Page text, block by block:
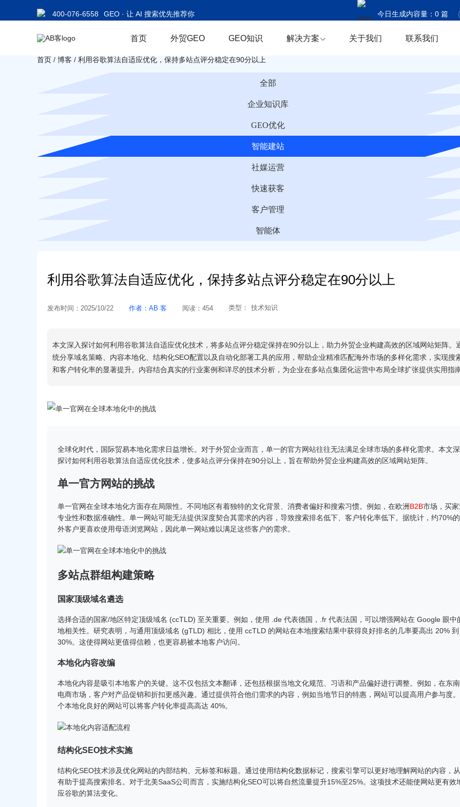
400-076-6558 GEO · 让 AI 搜索优先推荐你 今日生成内容量： 0篇
今日商机捕获： 0条
首页 外贸GEO GEO知识 解决方案 关于我们 联系我们
首页 / 博客 / 利用谷歌算法自适应优化，保持多站点评分稳定在90分以上
全部
企业知识库
GEO优化
智能建站
社媒运营
快速获客
客户管理
智能体
利用谷歌算法自适应优化，保持多站点评分稳定在90分以上
发布时间： 2025/10/22 作者： AB 客 阅读： 454 类型： 技术知识
本文深入探讨如何利用谷歌算法自适应优化技术，将多站点评分稳定保持在90分以上，助力外贸企业构建高效的区域网站矩阵。
统分享域名策略、内容本地化、结构化SEO配置以及自动化部署工具的应用，帮助企业精准匹配海外市场的多样化需求，实现搜
和客户转化率的显著提升。内容结合真实的行业案例和详尽的技术分析，为企业在多站点集团化运营中布局全球扩张提供实用指南
全球化时代，国际贸易本地化需求日益增长。对于外贸企业而言，单一的官方网站往往无法满足全球市场的多样化需求。本文深
探讨如何利用谷歌算法自适应优化技术，使多站点评分保持在90分以上，旨在帮助外贸企业构建高效的区域网站矩阵。
单一官方网站的挑战
单一官网在全球本地化方面存在局限性。不同地区有着独特的文化背景、消费者偏好和搜索习惯。例如，在欧洲B2B市场，买
专业性和数据准确性。单一网站可能无法提供深度契合其需求的内容，导致搜索排名低下、客户转化率低下。据统计，约70%
外客户更喜欢使用母语浏览网站，因此单一网站难以满足这些客户的需求。
多站点群组构建策略
国家顶级域名遴选
选择合适的国家/地区特定顶级域名 (ccTLD) 至关重要。例如，使用 .de 代表德国，.fr 代表法国，可以增强网站在 Google 眼中
地相关性。研究表明，与通用顶级域名 (gTLD) 相比，使用 ccTLD 的网站在本地搜索结果中获得良好排名的几率要高出 20% 到
30%。这使得网站更值得信赖，也更容易被本地客户访问。
本地化内容改编
本地化内容是吸引本地客户的关键。这不仅包括文本翻译，还包括根据当地文化规范、习语和产品偏好进行调整。例如，在东
电商市场，客户对产品促销和折扣更感兴趣。通过提供符合他们需求的内容，例如当地节日的特惠，网站可以提高用户参与度
个本地化良好的网站可以将客户转化率提高高达 40%。
结构化SEO技术实施
结构化SEO技术涉及优化网站的内部结构、元标签和标题。通过使用结构化数据标记，搜索引擎可以更好地理解网站的内容，
有助于提高搜索排名。对于北美SaaS公司而言，实施结构化SEO可以将自然流量提升15%至25%。这项技术还能使网站更有效
应谷歌的算法变化。